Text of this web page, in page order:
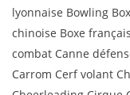
lyonnaise Bowling
chinoise Boxe
combat Canne
Carrom Cerf volant